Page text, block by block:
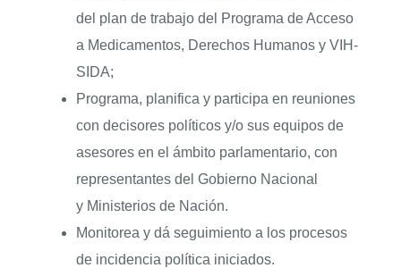
del plan de trabajo del Programa de Acceso
a Medicamentos, Derechos Humanos y VIH-
SIDA;
Programa, planifica y participa en reuniones
con decisores políticos y/o sus equipos de
asesores en el ámbito parlamentario, con
representantes del Gobierno Nacional
y Ministerios de Nación.
Monitorea y dá seguimiento a los procesos
de incidencia política iniciados.